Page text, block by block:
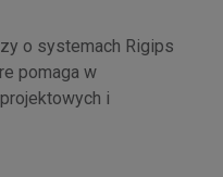
o systemach Rigips
pomaga w
i